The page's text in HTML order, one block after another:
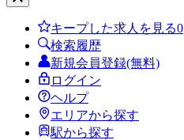
キープした求人を見る0
検索履歴
新規会員登録(無料)
ログイン
ヘルプ
エリアから探す
駅から探す